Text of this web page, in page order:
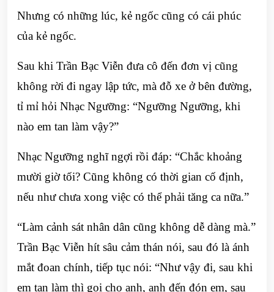
Nhưng có những lúc, kẻ ngốc cũng có cái phúc
của kẻ ngốc.
Sau khi Trần Bạc Viễn đưa cô đến đơn vị cũng
không rời đi ngay lập tức, mà đỗ xe ở bên đường,
tỉ mỉ hỏi Nhạc Ngưỡng: “Ngưỡng Ngưỡng, khi
nào em tan làm vậy?”
Nhạc Ngưỡng nghĩ ngợi rồi đáp: “Chắc khoảng
mười giờ tối? Cũng không có thời gian cố định,
nếu như chưa xong việc có thể phải tăng ca nữa.”
“Làm cảnh sát nhân dân cũng không dễ dàng mà.”
Trần Bạc Viễn hít sâu cảm thán nói, sau đó là ánh
mắt đoan chính, tiếp tục nói: “Như vậy đi, sau khi
em tan làm thì gọi cho anh, anh đến đón em, sau